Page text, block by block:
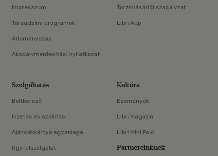
Impresszum
Társadalmi programok
Adományozás
Akadálymentesítési nyilatkozat
Törzsvásárlói szabályzat
Libri App
Szolgáltatás
Boltkereső
Fizetés és szállítás
Ajándékkártya egyenlege
Ügyfélszolgálat
Kultúra
Események
Libri Magazin
Libri Mini Polc
Partnereinknek